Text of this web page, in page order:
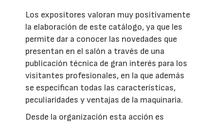
Los expositores valoran muy positivamente
la elaboración de este catálogo, ya que les
permite dar a conocer las novedades que
presentan en el salón a través de una
publicación técnica de gran interés para los
visitantes profesionales, en la que además
se especifican todas las características,
peculiaridades y ventajas de la maquinaria.
Desde la organización esta acción es